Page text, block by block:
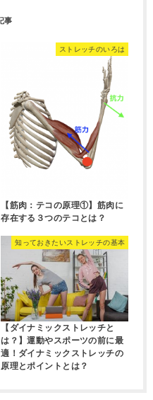
ストレッチのいろは
【筋肉：テコの原理①】筋肉に
存在する３つのテコとは？
知っておきたいストレッチの基本
【ダイナミックストレッチと
は？】運動やスポーツの前に最
適！ダイナミックストレッチの
原理とポイントとは？